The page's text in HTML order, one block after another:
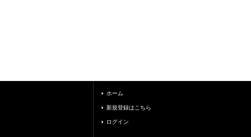
ホーム
新規登録はこちら
ログイン